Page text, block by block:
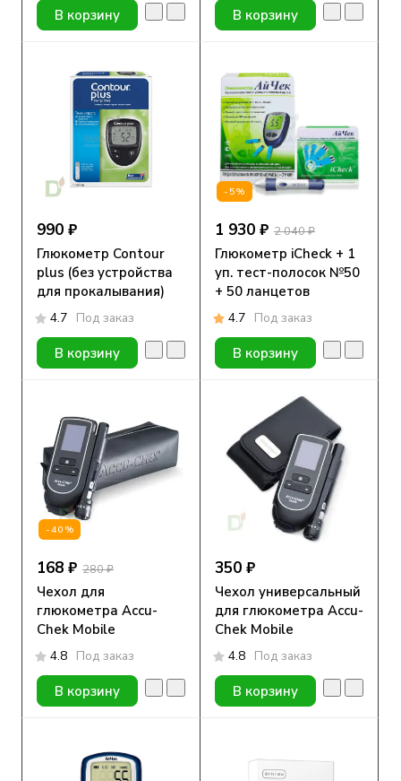
В корзину В корзину
990 ₽
Глюкометр Contour
plus (без устройства
для прокалывания)
4.7 Под заказ
В корзину
-5%
1 930 ₽ 2 040 ₽
Глюкометр iCheck + 1
уп. тест-полосок №50
+ 50 ланцетов
4.7 Под заказ
В корзину
-40%
168 ₽ 280 ₽
Чехол для
глюкометра Accu-
Chek Mobile
4.8 Под заказ
В корзину
350 ₽
Чехол универсальный
для глюкометра Accu-
Chek Mobile
4.8 Под заказ
В корзину